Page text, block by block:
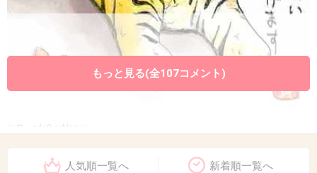
出典：pds2.exblog.jp
もっと見る(全107コメント)
人気順一覧へ 新着順一覧へ